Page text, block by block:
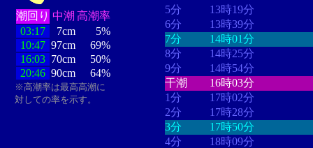
潮回り 中潮 高潮率
03:17
7cm
5%
10:47 97cm
69%
16:03 70cm
50%
20:46 90cm 64%
※高潮率は最高高潮に
対しての率を示す。
5分
13時19分
6分
13時39分
7分
14時01分
8分
14時25分
9分
14時54分
干潮
16時03分
1分
17時02分
2分
17時28分
3分
17時50分
4分
18時09分